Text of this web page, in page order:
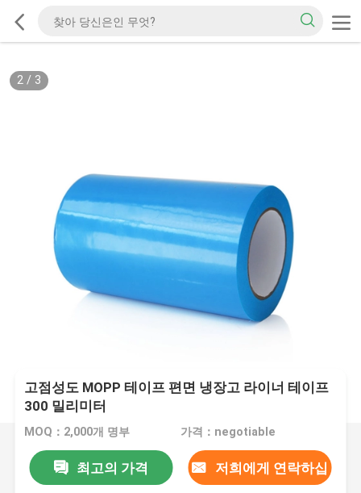
2/ 3
고점성도 MOPP 테이프 편면 냉장고 라이너 테이프
300 밀리미터
MOQ：2,000개 명부 가격：negotiable
최고의 가격 저희에게 연락하십